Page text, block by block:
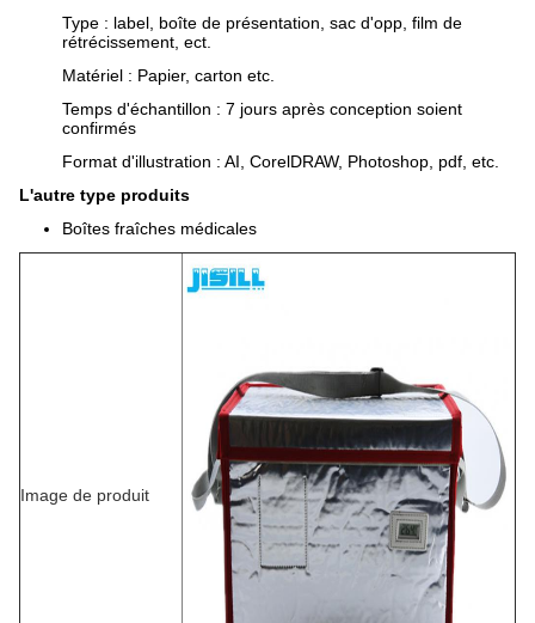
Type : label, boîte de présentation, sac d'opp, film de
rétrécissement, ect.
Matériel : Papier, carton etc.
Temps d'échantillon : 7 jours après conception soient
confirmés
Format d'illustration : AI, CorelDRAW, Photoshop, pdf, etc.
L'autre type produits
Boîtes fraîches médicales
Image de produit